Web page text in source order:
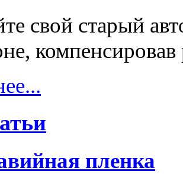
свой старый
пленка